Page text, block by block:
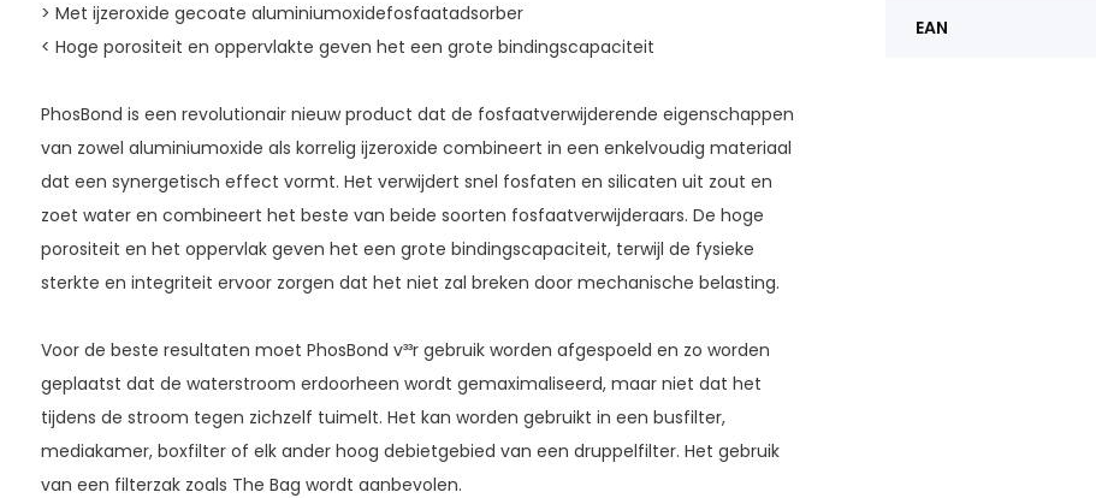
> Met ijzeroxide gecoate aluminiumoxidefosfaatadsorber
< Hoge porositeit en oppervlakte geven het een grote bindingscapaciteit
PhosBond is een revolutionair nieuw product dat de fosfaatverwijderende eigenschappen
van zowel aluminiumoxide als korrelig ijzeroxide combineert in een enkelvoudig materiaal
dat een synergetisch effect vormt. Het verwijdert snel fosfaten en silicaten uit zout en
zoet water en combineert het beste van beide soorten fosfaatverwijderaars. De hoge
porositeit en het oppervlak geven het een grote bindingscapaciteit, terwijl de fysieke
sterkte en integriteit ervoor zorgen dat het niet zal breken door mechanische belasting.
Voor de beste resultaten moet PhosBond v³³r gebruik worden afgespoeld en zo worden
geplaatst dat de waterstroom erdoorheen wordt gemaximaliseerd, maar niet dat het
tijdens de stroom tegen zichzelf tuimelt. Het kan worden gebruikt in een busfilter,
mediakamer, boxfilter of elk ander hoog debietgebied van een druppelfilter. Het gebruik
van een filterzak zoals The Bag wordt aanbevolen.
EAN